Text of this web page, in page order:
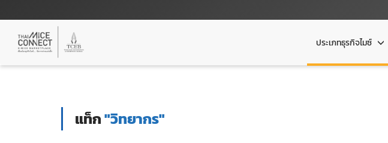
ประเภทธุรกิจไมซ์
แท็ก"วิทยากร"